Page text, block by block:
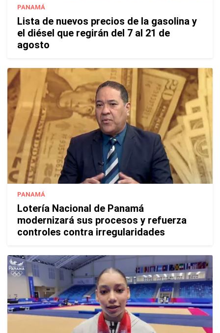
PANAMÁ
Lista de nuevos precios de la gasolina y
el diésel que regirán del 7 al 21 de
agosto
PANAMÁ
Lotería Nacional de Panamá
modernizará sus procesos y refuerza
controles contra irregularidades